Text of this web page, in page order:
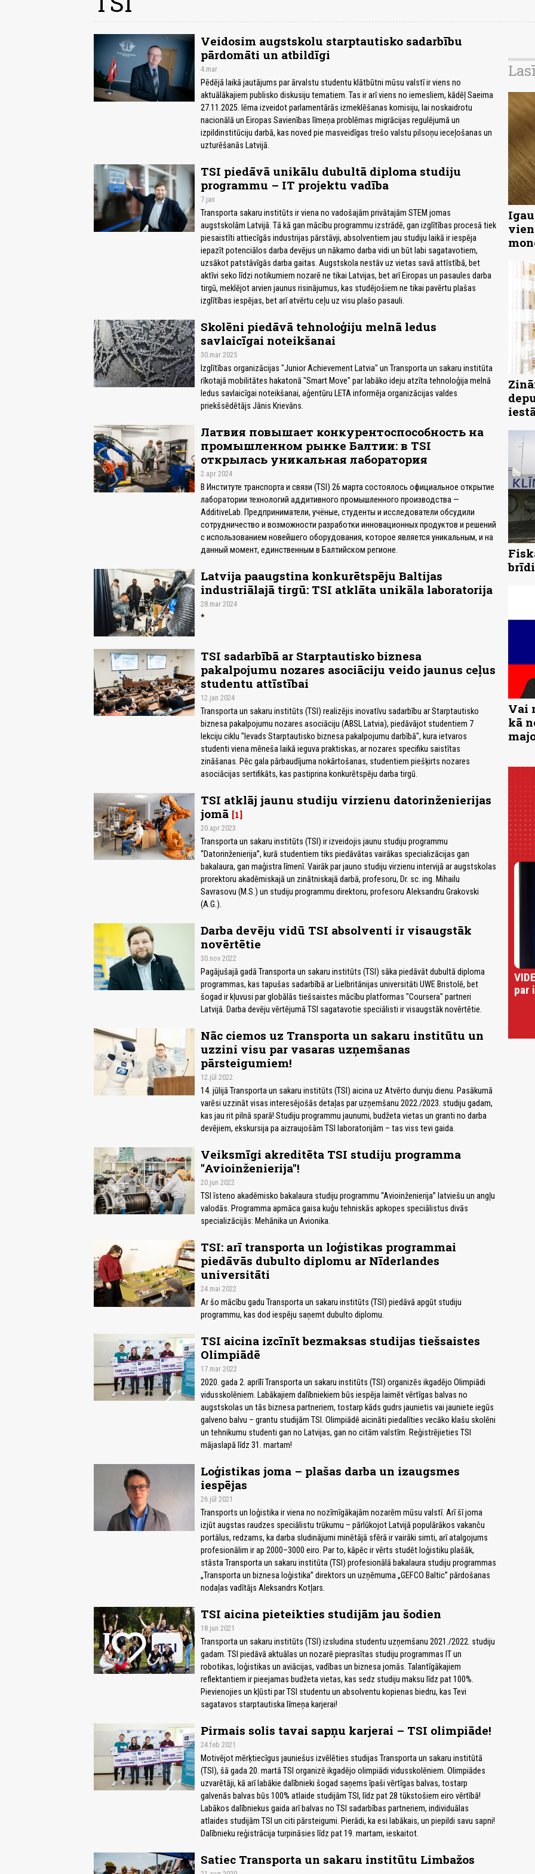
Veidosim augstskolu starptautisko sadarbību
pārdomāti un atbildīgi
4.mar
Pēdējā laikā jautājums par ārvalstu studentu klātbūtni mūsu valstī ir viens no
aktuālākajiem publisko diskusiju tematiem. Tas ir arī viens no iemesliem, kādēļ Saeima
27.11.2025. lēma izveidot parlamentārās izmeklēšanas komisiju, lai noskaidrotu
nacionālā un Eiropas Savienības līmeņa problēmas migrācijas regulējumā un
izpildinstitūciju darbā, kas noved pie masveidīgas trešo valstu pilsoņu ieceļošanas un
uzturēšanās Latvijā.
TSI piedāvā unikālu dubultā diploma studiju
programmu – IT projektu vadība
7.jan
Transporta sakaru institūts ir viena no vadošajām privātajām STEM jomas
augstskolām Latvijā. Tā kā gan mācību programmu izstrādē, gan izglītības procesā tiek
piesaistīti attiecīgās industrijas pārstāvji, absolventiem jau studiju laikā ir iespēja
iepazīt potenciālos darba devējus un nākamo darba vidi un būt labi sagatavotiem,
uzsākot patstāvīgās darba gaitas. Augstskola nestāv uz vietas savā attīstībā, bet
aktīvi seko līdzi notikumiem nozarē ne tikai Latvijas, bet arī Eiropas un pasaules darba
tirgū, meklējot arvien jaunus risinājumus, kas studējošiem ne tikai pavērtu plašas
izglītības iespējas, bet arī atvērtu ceļu uz visu plašo pasauli.
Skolēni piedāvā tehnoloģiju melnā ledus
savlaicīgai noteikšanai
30.mar 2025
Izglītības organizācijas "Junior Achievement Latvia" un Transporta un sakaru institūta
rīkotajā mobilitātes hakatonā "Smart Move" par labāko ideju atzīta tehnoloģija melnā
ledus savlaicīgai noteikšanai, aģentūru LETA informēja organizācijas valdes
priekšsēdētājs Jānis Krievāns.
Латвия повышает конкурентоспособность на
промышленном рынке Балтии: в TSI
открылась уникальная лаборатория
2.apr 2024
В Институте транспорта и связи (TSI) 26 марта состоялось официальное открытие
лаборатории технологий аддитивного промышленного производства —
AdditiveLab. Предприниматели, учёные, студенты и исследователи обсудили
сотрудничество и возможности разработки инновационных продуктов и решений
с использованием новейшего оборудования, которое является уникальным, и на
данный момент, единственным в Балтийском регионе.
Latvija paaugstina konkurētspēju Baltijas
industriālajā tirgū: TSI atklāta unikāla laboratorija
28.mar 2024
*
TSI sadarbībā ar Starptautisko biznesa
pakalpojumu nozares asociāciju veido jaunus ceļus
studentu attīstībai
12.jan 2024
Transporta un sakaru institūts (TSI) realizējis inovatīvu sadarbību ar Starptautisko
biznesa pakalpojumu nozares asociāciju (ABSL Latvia), piedāvājot studentiem 7
lekciju ciklu "Ievads Starptautisko biznesa pakalpojumu darbībā", kura ietvaros
studenti viena mēneša laikā ieguva praktiskas, ar nozares specifiku saistītas
zināšanas. Pēc gala pārbaudījuma nokārtošanas, studentiem piešķirts nozares
asociācijas sertifikāts, kas pastiprina konkurētspēju darba tirgū.
TSI atklāj jaunu studiju virzienu datorinženierijas
jomā 1
20.apr 2023
Transporta un sakaru institūts (TSI) ir izveidojis jaunu studiju programmu
“Datorinženierija”, kurā studentiem tiks piedāvātas vairākas specializācijas gan
bakalaura, gan maģistra līmenī. Vairāk par jauno studiju virzienu intervijā ar augstskolas
prorektoru akadēmiskajā un zinātniskajā darbā, profesoru, Dr. sc. ing. Mihailu
Savrasovu (M.S.) un studiju programmu direktoru, profesoru Aleksandru Grakovski
(A.G.).
Darba devēju vidū TSI absolventi ir visaugstāk
novērtētie
30.nov 2022
Pagājušajā gadā Transporta un sakaru institūts (TSI) sāka piedāvāt dubultā diploma
programmas, kas tapušas sadarbībā ar Lielbritānijas universitāti UWE Bristolē, bet
šogad ir kļuvusi par globālās tiešsaistes mācību platformas "Coursera" partneri
Latvijā. Darba devēju vērtējumā TSI sagatavotie speciālisti ir visaugstāk novērtētie.
Nāc ciemos uz Transporta un sakaru institūtu un
uzzini visu par vasaras uzņemšanas
pārsteigumiem!
12.jūl 2022
14. jūlijā Transporta un sakaru institūts (TSI) aicina uz Atvērto durvju dienu. Pasākumā
varēsi uzzināt visas interesējošās detaļas par uzņemšanu 2022./2023. studiju gadam,
kas jau rit pilnā sparā! Studiju programmu jaunumi, budžeta vietas un granti no darba
devējiem, ekskursija pa aizraujošām TSI laboratorijām – tas viss tevi gaida.
Veiksmīgi akreditēta TSI studiju programma
"Avioinženierija"!
20.jun 2022
TSI īsteno akadēmisko bakalaura studiju programmu “Avioinženierija” latviešu un angļu
valodās. Programma apmāca gaisa kuģu tehniskās apkopes speciālistus divās
specializācijās: Mehānika un Avionika.
TSI: arī transporta un loģistikas programmai
piedāvās dubulto diplomu ar Nīderlandes
universitāti
24.mai 2022
Ar šo mācību gadu Transporta un sakaru institūts (TSI) piedāvā apgūt studiju
programmu, kas dod iespēju saņemt dubulto diplomu.
TSI aicina izcīnīt bezmaksas studijas tiešsaistes
Olimpiādē
17.mar 2022
2020. gada 2. aprīlī Transporta un sakaru institūts (TSI) organizēs ikgadējo Olimpiādi
vidusskolēniem. Labākajiem dalībniekiem būs iespēja laimēt vērtīgas balvas no
augstskolas un tās biznesa partneriem, tostarp kāds gudrs jaunietis vai jauniete iegūs
galveno balvu – grantu studijām TSI. Olimpiādē aicināti piedalīties vecāko klašu skolēni
un tehnikumu studenti gan no Latvijas, gan no citām valstīm. Reģistrējieties TSI
mājaslapā līdz 31. martam!
Loģistikas joma – plašas darba un izaugsmes
iespējas
26.jūl 2021
Transports un loģistika ir viena no nozīmīgākajām nozarēm mūsu valstī. Arī šī joma
izjūt augstas raudzes speciālistu trūkumu – pārlūkojot Latvijā populārākos vakanču
portālus, redzams, ka darba sludinājumi minētājā sfērā ir vairāki simti, arī atalgojums
profesionālim ir ap 2000–3000 eiro. Par to, kāpēc ir vērts studēt loģistiku plašāk,
stāsta Transporta un sakaru institūta (TSI) profesionālā bakalaura studiju programmas
„Transporta un biznesa loģistika” direktors un uzņēmuma „GEFCO Baltic” pārdošanas
nodaļas vadītājs Aleksandrs Kotļars.
TSI aicina pieteikties studijām jau šodien
18.jun 2021
Transporta un sakaru institūts (TSI) izsludina studentu uzņemšanu 2021./2022. studiju
gadam. TSI piedāvā aktuālas un nozarē pieprasītas studiju programmas IT un
robotikas, loģistikas un aviācijas, vadības un biznesa jomās. Talantīgākajiem
reflektantiem ir pieejamas budžeta vietas, kas sedz studiju maksu līdz pat 100%.
Pievienojies un kļūsti par TSI studentu un absolventu kopienas biedru, kas Tevi
sagatavos starptautiska līmeņa karjerai!
Pirmais solis tavai sapņu karjerai – TSI olimpiāde!
24.feb 2021
Motivējot mērķtiecīgus jauniešus izvēlēties studijas Transporta un sakaru institūtā
(TSI), šā gada 20. martā TSI organizē ikgadējo olimpiādi vidusskolēniem. Olimpiādes
uzvarētāji, kā arī labākie dalībnieki šogad saņems īpaši vērtīgas balvas, tostarp
galvenās balvas būs 100% atlaide studijām TSI, līdz pat 28 tūkstošiem eiro vērtībā!
Labākos dalībniekus gaida arī balvas no TSI sadarbības partneriem, individuālas
atlaides studijām TSI un citi pārsteigumi. Pierādi, ka esi labākais, un piepildi savu sapni!
Dalībnieku reģistrācija turpināsies līdz pat 19. martam, ieskaitot.
Satiec Transporta un sakaru institūtu Limbažos
Vai
kā
par